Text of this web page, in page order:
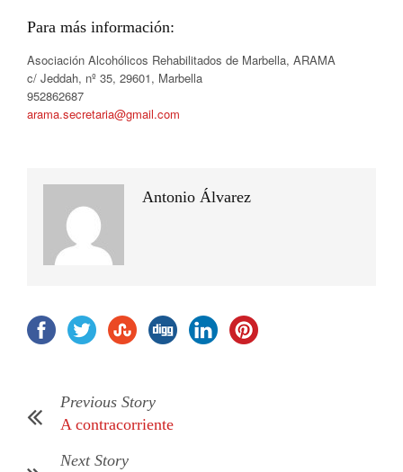
Para más información:
Asociación Alcohólicos Rehabilitados de Marbella, ARAMA
c/ Jeddah, nº 35, 29601, Marbella
952862687
arama.secretaria@gmail.com
Antonio Álvarez
Previous Story
A contracorriente
Next Story